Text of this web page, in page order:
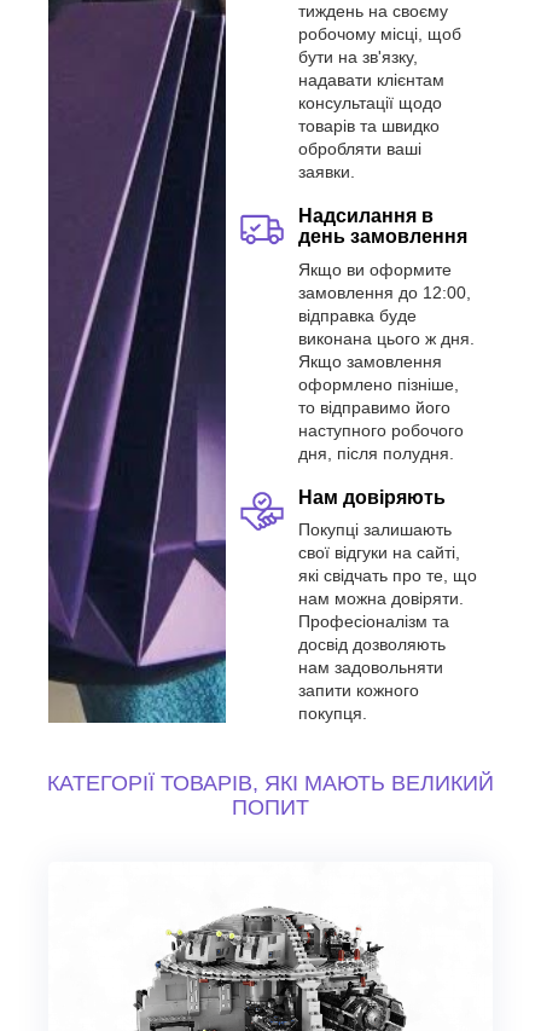
тиждень на своєму
робочому місці, щоб
бути на зв'язку,
надавати клієнтам
консультації щодо
товарів та швидко
обробляти ваші
заявки.
Надсилання в
день замовлення
Якщо ви оформите
замовлення до 12:00,
відправка буде
виконана цього ж дня.
Якщо замовлення
оформлено пізніше,
то відправимо його
наступного робочого
дня, після полудня.
Нам довіряють
Покупці залишають
свої відгуки на сайті,
які свідчать про те, що
нам можна довіряти.
Професіоналізм та
досвід дозволяють
нам задовольняти
запити кожного
покупця.
КАТЕГОРІЇ ТОВАРІВ, ЯКІ МАЮТЬ ВЕЛИКИЙ
ПОПИТ